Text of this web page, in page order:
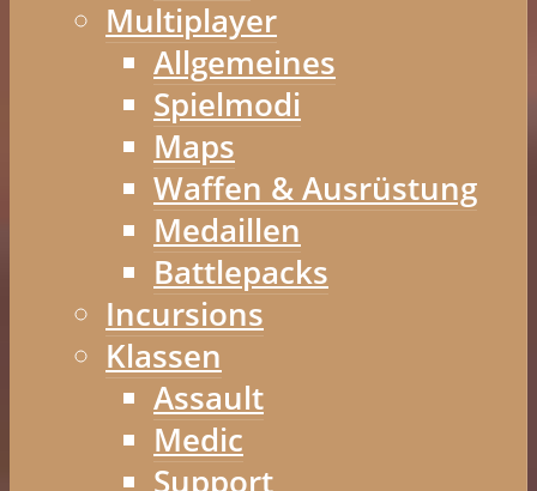
Multiplayer
Allgemeines
Spielmodi
Maps
Waffen & Ausrüstung
Medaillen
Battlepacks
Incursions
Klassen
Assault
Medic
Support